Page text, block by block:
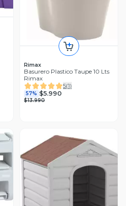
Rimax
Basurero Plastico Taupe 10 Lts
Rimax
5(1)
57% $5.990
$13.990